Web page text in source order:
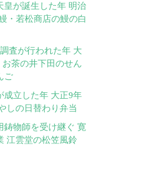
皇が誕生した年 明治
・若松商店の鰻の白
査が行われた年 大
お茶の井下田のせん
ご
成立した年 大正9年
しの日替わり弁当
鋳物師を受け継ぐ 寛
江雲堂の松笠風鈴